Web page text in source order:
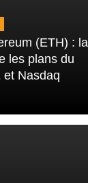
(ETH) : la
les plans du
et Nasdaq